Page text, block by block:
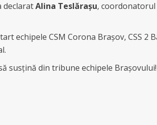
declaratAlina Teslărașu,
echipele CSM Corona Brașov, CSS 2
susțină din tribune echipele Brașovului!